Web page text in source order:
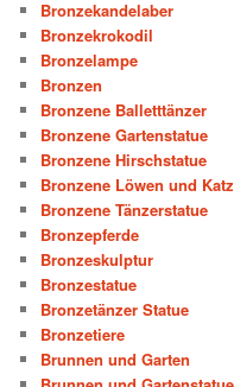
Bronzekandelaber
Bronzekrokodil
Bronzelampe
Bronzen
Bronzene Balletttänzer
Bronzene Gartenstatue
Bronzene Hirschstatue
Bronzene Löwen und
Bronzene Tänzerstatue
Bronzepferde
Bronzeskulptur
Bronzestatue
Bronzetänzer Statue
Bronzetiere
Brunnen und Garten